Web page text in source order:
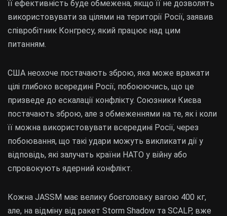
її ефективність буде обмежена, якщо її не дозволять
використовувати за цілями на території Росії, заявив
співробітник Конгресу, який працює над цим
питанням.
США неохоче постачають зброю, яка може вражати
цілі глибоко всередині Росії, побоюючись, що це
призведе до ескалації конфлікту. Союзники Києва
постачають зброю, але з обмеженнями на те, як і коли
її можна використовувати всередині Росії, через
побоювання, що такі удари можуть викликати дії у
відповідь, які залучать країни НАТО у війну або
спровокують ядерний конфлікт.
Кожна JASSM має велику боєголовку вагою 400 кг,
але, на відміну від ракет Storm Shadow та SCALP, вже